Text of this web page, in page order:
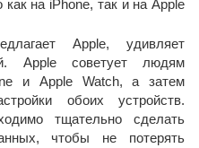
на iPhone, так и на Apple
Apple, удивляет
Apple советует людям
и Apple Watch, а затем
обоих устройств.
тщательно сделать
чтобы не потерять